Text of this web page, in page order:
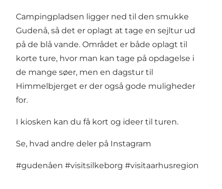
Campingpladsen ligger ned til den smukke
Gudenå, så det er oplagt at tage en sejltur ud
på de blå vande. Området er både oplagt til
korte ture, hvor man kan tage på opdagelse i
de mange søer, men en dagstur til
Himmelbjerget er der også gode muligheder
for.
I kiosken kan du få kort og ideer til turen.
Se, hvad andre deler på Instagram
#gudenåen #visitsilkeborg #visitaarhusregion